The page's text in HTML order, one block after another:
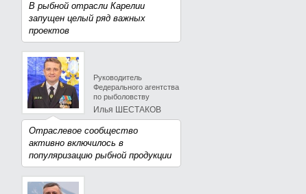
В рыбной отрасли Карелии
запущен целый ряд важных
проектов
Руководитель
Федерального агентства
по рыболовству
Илья ШЕСТАКОВ
Отраслевое сообщество
активно включилось в
популяризацию рыбной продукции